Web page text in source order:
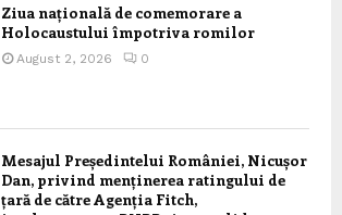
Ziua națională de comemorare a
Holocaustului împotriva romilor
August 2, 2026 0
Mesajul Președintelui României, Nicușor
Dan, privind menținerea ratingului de
țară de către Agenția Fitch,